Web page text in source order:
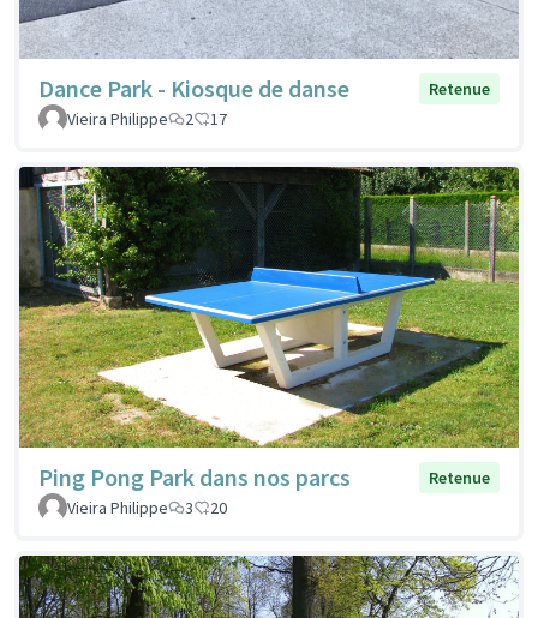
Dance Park - Kiosque de danse
Retenue
Vieira Philippe
2 17
Ping Pong Park dans nos parcs
Retenue
Vieira Philippe
3 20